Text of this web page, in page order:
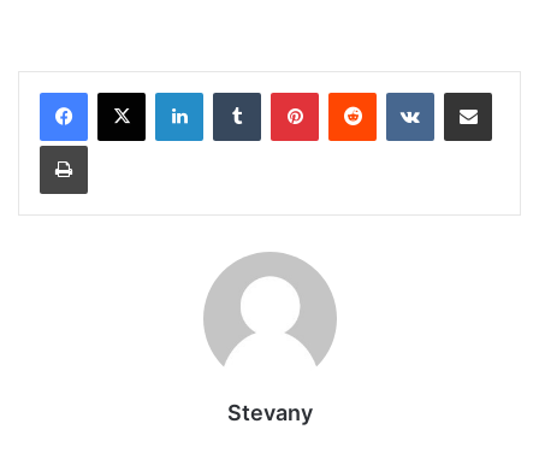
LinkedInTumblr PinterestReddit VKontakteShare via Email
Print
Stevany